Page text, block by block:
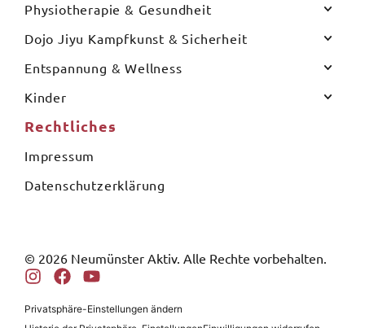
Physiotherapie & Gesundheit
Dojo Jiyu Kampfkunst & Sicherheit
Entspannung & Wellness
Kinder
Rechtliches
Impressum
Datenschutzerklärung
© 2026 Neumünster Aktiv. Alle Rechte vorbehalten.
Privatsphäre-Einstellungen ändern